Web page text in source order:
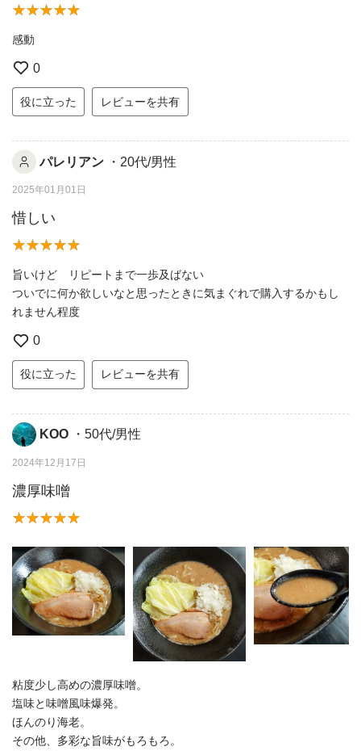
感動
0
役に立った レビューを共有
パレリアン ・20代/男性
2025年01月01日
惜しい
旨いけど リピートまで一歩及ばない
ついでに何か欲しいなと思ったときに気まぐれで購入するかもし
れません程度
0
役に立った レビューを共有
KOO ・50代/男性
2024年12月17日
濃厚味噌
粘度少し高めの濃厚味噌。
塩味と味噌風味爆発。
ほんのり海老。
その他、多彩な旨味がもろもろ。